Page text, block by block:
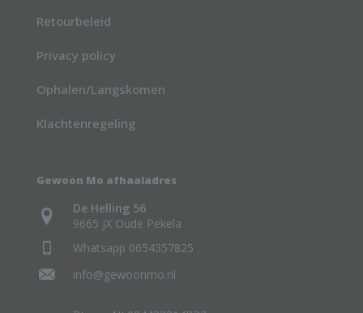
Retourbeleid
Privacy policy
Ophalen/Langskomen
Klachtenregeling
Gewoon Mo afhaaladres
De Helling 56
9665 JX Oude Pekela
Whatsapp 0654357825
info@gewoonmo.nl